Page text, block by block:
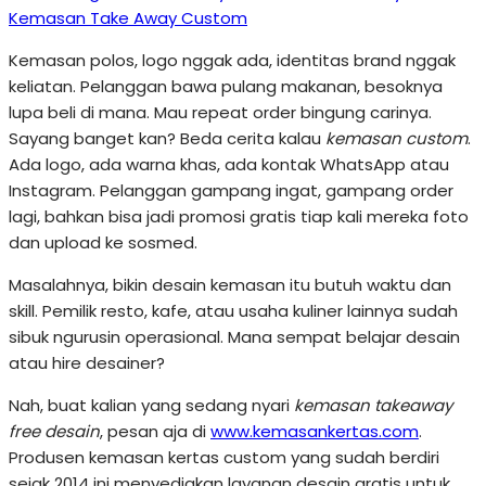
Kemasan Take Away Custom
Kemasan polos, logo nggak ada, identitas brand nggak
keliatan. Pelanggan bawa pulang makanan, besoknya
lupa beli di mana. Mau repeat order bingung carinya.
Sayang banget kan? Beda cerita kalau kemasan custom.
Ada logo, ada warna khas, ada kontak WhatsApp atau
Instagram. Pelanggan gampang ingat, gampang order
lagi, bahkan bisa jadi promosi gratis tiap kali mereka foto
dan upload ke sosmed.
Masalahnya, bikin desain kemasan itu butuh waktu dan
skill. Pemilik resto, kafe, atau usaha kuliner lainnya sudah
sibuk ngurusin operasional. Mana sempat belajar desain
atau hire desainer?
Nah, buat kalian yang sedang nyari kemasan takeaway
free desain, pesan aja diwww.kemasankertas.com.
Produsen kemasan kertas custom yang sudah berdiri